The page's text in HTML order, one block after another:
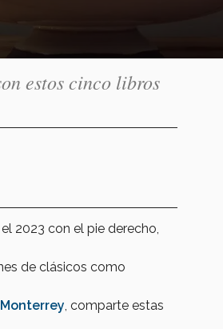
estos cinco libros
2023 con el pie derecho,
de clásicos como
, comparte estas